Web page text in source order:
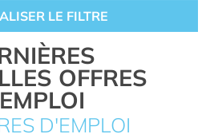
LE FILTRE
OFFRES
D'EMPLOI